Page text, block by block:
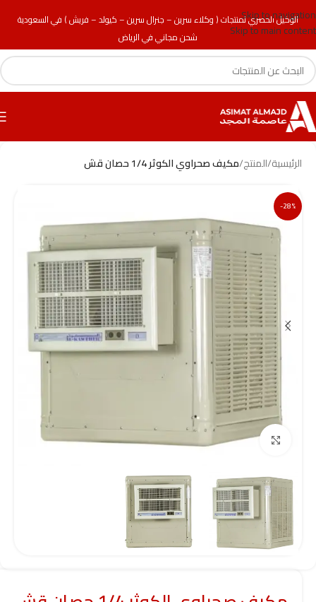
الوكيل الحصري لمنتجات ( وكلاء سرين – جنرال سرين – كيولد – فريش ) في السعودية
شحن مجاني في الرياض
Skip to navigation
Skip to main content
الرئيسية/المنتج/مكيف صحراوي الكوثر 1/4 حصان قش
-28%
Click to enlarge